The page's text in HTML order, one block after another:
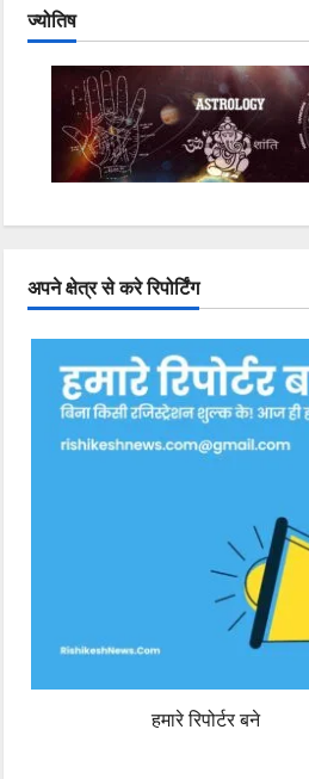
ज्योतिष
अपने क्षेत्र से करे रिपोर्टिंग
हमारे रिपोर्टर बने